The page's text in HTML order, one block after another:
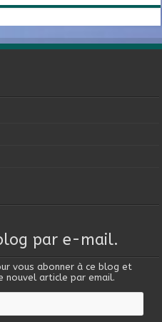
par e-mail.
vous abonner à ce blog et
nouvel article par email.